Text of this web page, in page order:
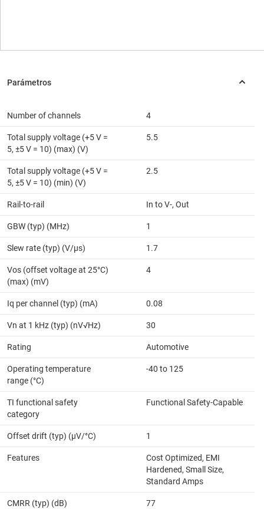
Number of channels 4
Total supply voltage (+5 V =
5, ±5 V = 10) (max) (V)
5.5
Total supply voltage (+5 V =
5, ±5 V = 10) (min) (V)
2.5
Rail-to-rail In to V-, Out
GBW (typ) (MHz) 1
Slew rate (typ) (V/µs) 1.7
Vos (offset voltage at 25°C)
(max) (mV)
4
Iq per channel (typ) (mA) 0.08
Vn at 1 kHz (typ) (nV√Hz) 30
Rating Automotive
Operating temperature
range (°C)
-40 to 125
TI functional safety
category
Functional Safety-Capable
Offset drift (typ) (µV/°C) 1
Features
Cost Optimized, EMI
Hardened, Small Size,
Standard Amps
CMRR (typ) (dB) 77